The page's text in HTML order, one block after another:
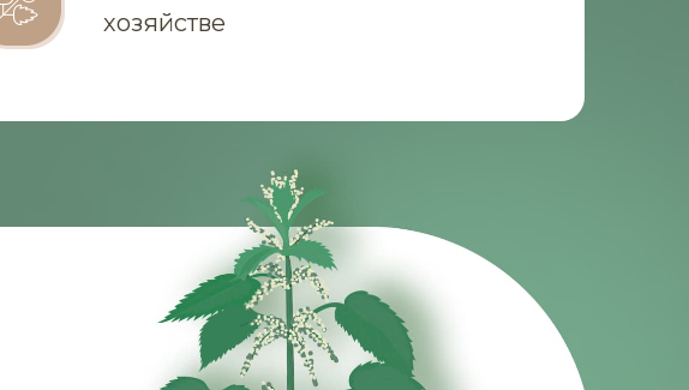
хозяйстве